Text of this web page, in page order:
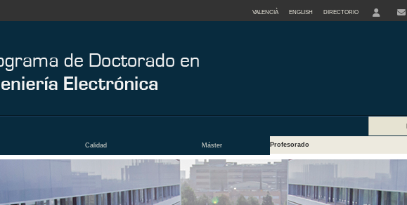
VALENCIÀ ENGLISH DIRECTORIO
USER
Calidad Máster Profesorado